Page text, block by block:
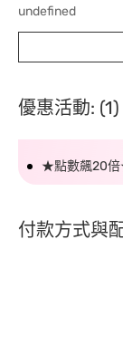
undefined
優惠活動: (1)
★點數飆20
付款方式與